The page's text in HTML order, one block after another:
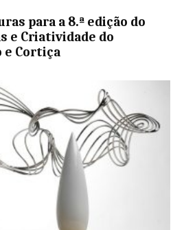
para a 8.ª edição do
e Criatividade do
e Cortiça